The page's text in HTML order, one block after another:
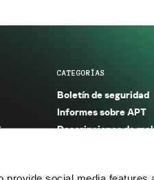
CATEGORÍAS
Boletín de seguridad
Informes sobre APT
Descripciones de